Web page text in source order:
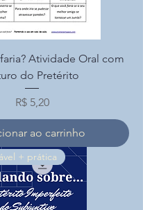
Atividade Oral com
do Pretérito
Preço
R$ 5,20
ao carrinho
+ prática